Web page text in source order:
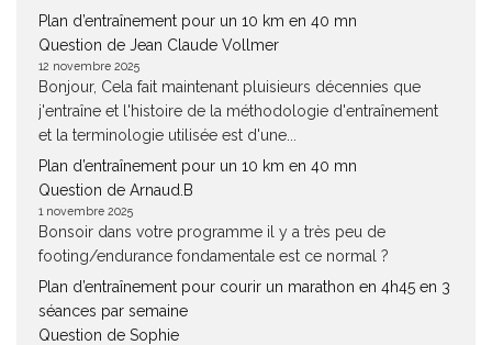
Plan d’entraînement pour un 10 km en 40 mn
Question de Jean Claude Vollmer
12 novembre 2025
Bonjour, Cela fait maintenant pluisieurs décennies que
j'entraîne et l'histoire de la méthodologie d'entraînement
et la terminologie utilisée est d'une...
Plan d’entraînement pour un 10 km en 40 mn
Question de Arnaud.B
1 novembre 2025
Bonsoir dans votre programme il y a très peu de
footing/endurance fondamentale est ce normal ?
Plan d’entraînement pour courir un marathon en 4h45 en 3
séances par semaine
Question de Sophie